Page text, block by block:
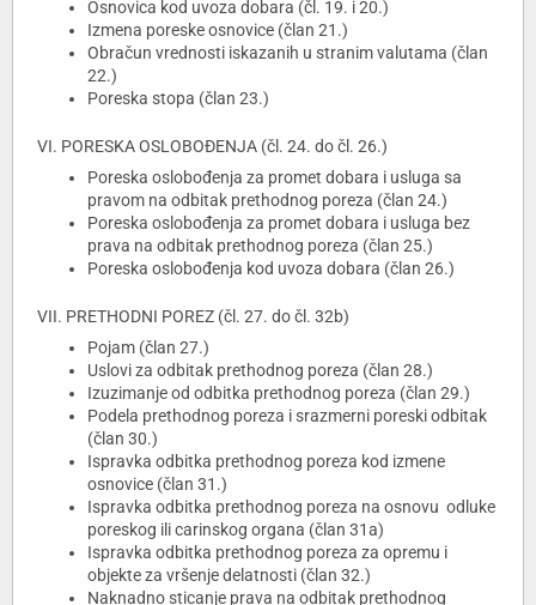
Osnovica kod uvoza dobara (čl. 19. i 20.)
Izmena poreske osnovice (član 21.)
Obračun vrednosti iskazanih u stranim valutama (član
22.)
Poreska stopa (član 23.)
VI. PORESKA OSLOBOĐENJA (čl. 24. do čl. 26.)
Poreska oslobođenja za promet dobara i usluga sa
pravom na odbitak prethodnog poreza (član 24.)
Poreska oslobođenja za promet dobara i usluga bez
prava na odbitak prethodnog poreza (član 25.)
Poreska oslobođenja kod uvoza dobara (član 26.)
VII. PRETHODNI POREZ (čl. 27. do čl. 32b)
Pojam (član 27.)
Uslovi za odbitak prethodnog poreza (član 28.)
Izuzimanje od odbitka prethodnog poreza (član 29.)
Podela prethodnog poreza i srazmerni poreski odbitak
(član 30.)
Ispravka odbitka prethodnog poreza kod izmene
osnovice (član 31.)
Ispravka odbitka prethodnog poreza na osnovu odluke
poreskog ili carinskog organa (član 31a)
Ispravka odbitka prethodnog poreza za opremu i
objekte za vršenje delatnosti (član 32.)
Naknadno sticanje prava na odbitak prethodnog